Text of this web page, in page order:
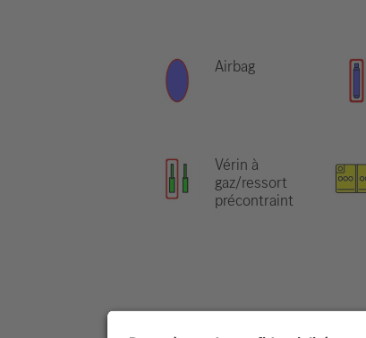
Airbag
Vérin à
gaz/ressort
précontraint